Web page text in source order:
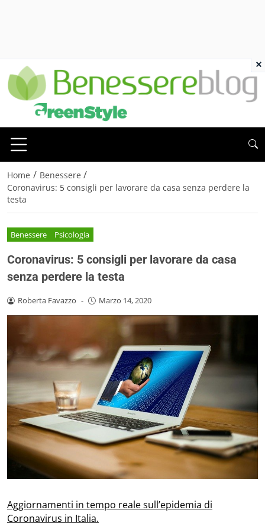
Home / Benessere /
Coronavirus: 5 consigli per lavorare da casa senza perdere la
testa
Benessere Psicologia
Coronavirus: 5 consigli per lavorare da casa
senza perdere la testa
Roberta Favazzo - Marzo 14, 2020
Aggiornamenti in tempo reale sull’epidemia di
Coronavirus in Italia.
×